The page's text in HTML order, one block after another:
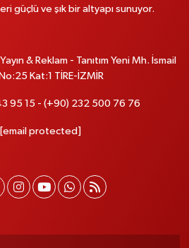
güçlü ve şık bir altyapı sunuyor.
& Reklam - Tanıtım Yeni Mh. İsmail
Kat:1 TİRE-İZMİR
95 15 - (+90) 232 500 76 76
[email protected]